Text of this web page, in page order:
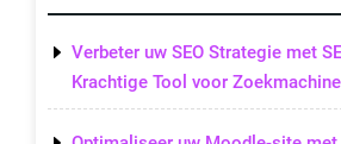
Verbeter uw SEO Strategie met
Krachtige Tool voor